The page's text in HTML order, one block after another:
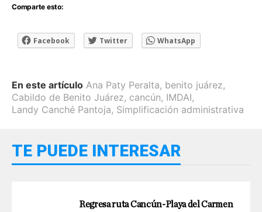
Comparte esto:
Facebook Twitter WhatsApp
En este artículo Ana Paty Peralta, benito juárez,
Cabildo de Benito Juárez, cancún, IMDAI,
Landy Canché Pantoja, Simplificación administrativa
TE PUEDE INTERESAR
Regresa ruta Cancún-Playa del Carmen